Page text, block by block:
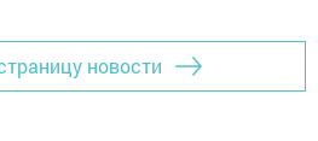
новости